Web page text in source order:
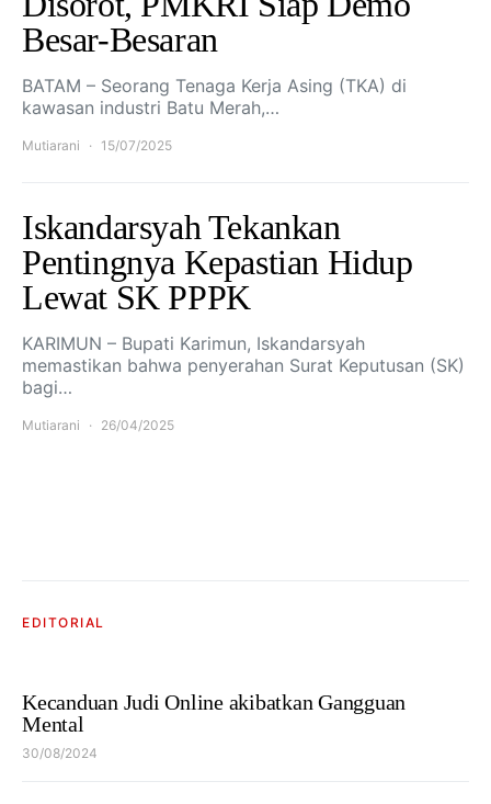
Besar-Besaran
BATAM – Seorang Tenaga Kerja Asing (TKA) di
kawasan industri Batu Merah,…
Mutiarani 15/07/2025
Iskandarsyah Tekankan
Pentingnya Kepastian Hidup
Lewat SK PPPK
KARIMUN – Bupati Karimun, Iskandarsyah
memastikan bahwa penyerahan Surat Keputusan (SK)
bagi…
Mutiarani 26/04/2025
EDITORIAL
Kecanduan Judi Online akibatkan Gangguan
Mental
30/08/2024